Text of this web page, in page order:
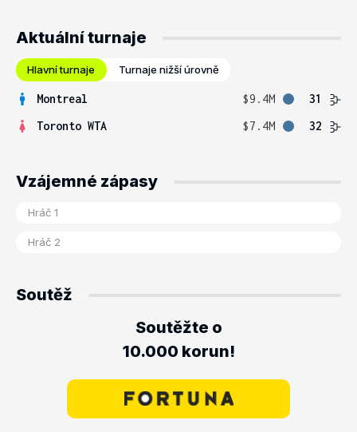
Aktuální turnaje
Hlavní turnaje Turnaje nižší úrovně
Montreal $9.4M
31
Toronto WTA
$7.4M 32
Vzájemné zápasy
Soutěž
Soutěžte o
10.000 korun!